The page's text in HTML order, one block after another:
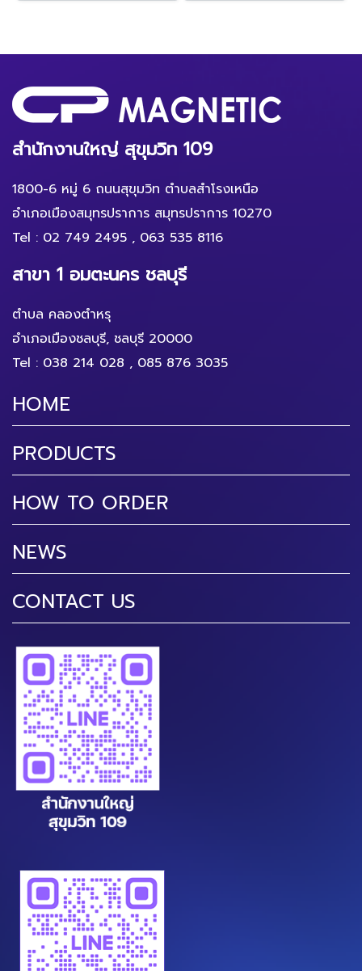
สำนักงานใหญ่ สุขุมวิท 109
1800-6 หมู่ 6 ถนนสุขุมวิท ตำบลสำโรงเหนือ
อำเภอเมืองสมุทรปราการ สมุทรปราการ 10270
Tel : 02 749 2495 , 063 535 8116
สาขา 1 อมตะนคร ชลบุรี
ตำบล คลองตำหรุ
อำเภอเมืองชลบุรี, ชลบุรี 20000
Tel : 038 214 028 , 085 876 3035
HOME
PRODUCTS
HOW TO ORDER
NEWS
CONTACT US